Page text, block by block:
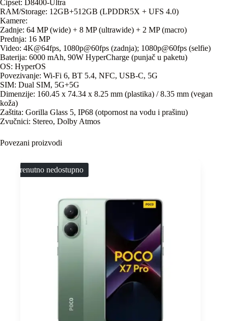
Čipset: D8400-Ultra
RAM/Storage: 12GB+512GB (LPDDR5X + UFS 4.0)
Kamere:
Zadnje: 64 MP (wide) + 8 MP (ultrawide) + 2 MP (macro)
Prednja: 16 MP
Video: 4K@64fps, 1080p@60fps (zadnja); 1080p@60fps (selfie)
Baterija: 6000 mAh, 90W HyperCharge (punjač u paketu)
OS: HyperOS
Povezivanje: Wi-Fi 6, BT 5.4, NFC, USB-C, 5G
SIM: Dual SIM, 5G+5G
Dimenzije: 160.45 x 74.34 x 8.25 mm (plastika) / 8.35 mm (vegan
koža)
Zaštita: Gorilla Glass 5, IP68 (otpornost na vodu i prašinu)
Zvučnici: Stereo, Dolby Atmos
Povezani proizvodi
Trenutno nedostupno